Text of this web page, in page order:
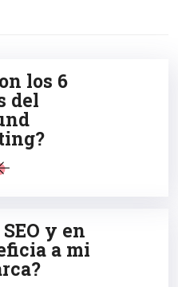
los 6
del
y en
a mi